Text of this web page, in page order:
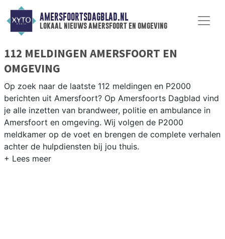
AMERSFOORTSDAGBLAD.NL
lokaal nieuws amersfoort en omgeving
112 MELDINGEN AMERSFOORT EN
OMGEVING
Op zoek naar de laatste 112 meldingen en P2000
berichten uit Amersfoort? Op Amersfoorts Dagblad vind
je alle inzetten van brandweer, politie en ambulance in
Amersfoort en omgeving. Wij volgen de P2000
meldkamer op de voet en brengen de complete verhalen
achter de hulpdiensten bij jou thuis.